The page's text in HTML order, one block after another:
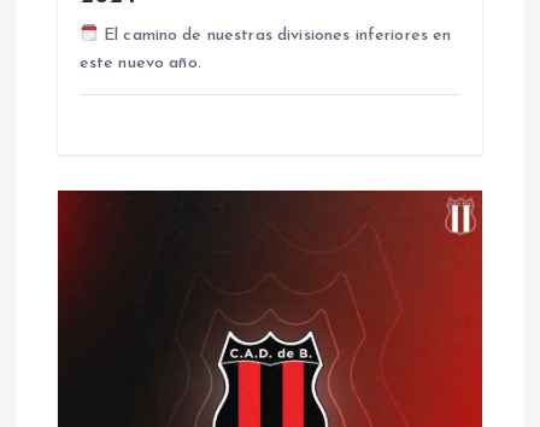
a
El camino de nuestras divisiones inferiores en
este nuevo año.